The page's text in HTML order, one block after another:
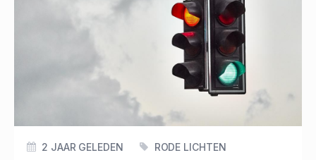
2 JAAR GELEDEN RODE LICHTEN